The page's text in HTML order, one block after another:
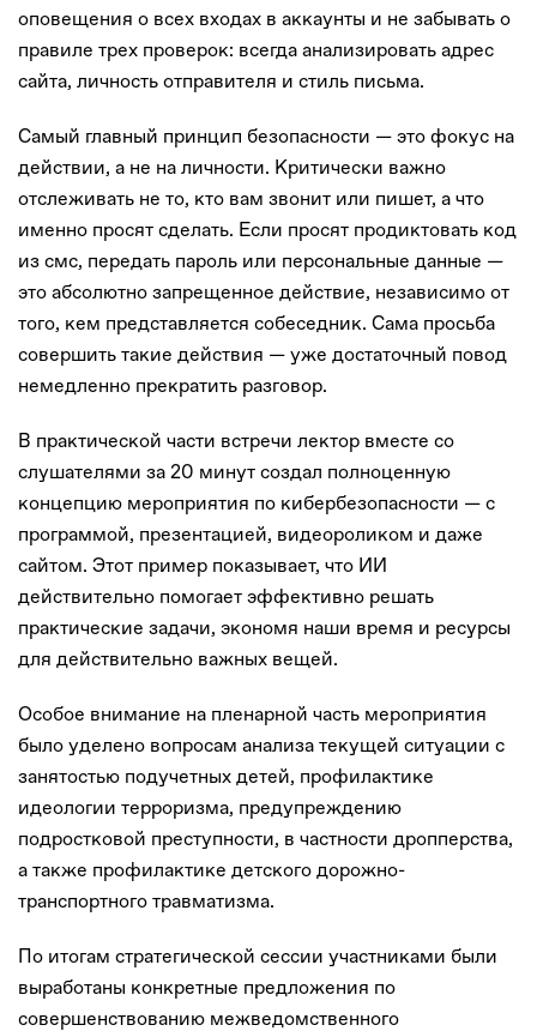
оповещения о всех входах в аккаунты и не забывать о
правиле трех проверок: всегда анализировать адрес
сайта, личность отправителя и стиль письма.
Самый главный принцип безопасности — это фокус на
действии, а не на личности. Критически важно
отслеживать не то, кто вам звонит или пишет, а что
именно просят сделать. Если просят продиктовать код
из смс, передать пароль или персональные данные —
это абсолютно запрещенное действие, независимо от
того, кем представляется собеседник. Сама просьба
совершить такие действия — уже достаточный повод
немедленно прекратить разговор.
В практической части встречи лектор вместе со
слушателями за 20 минут создал полноценную
концепцию мероприятия по кибербезопасности — с
программой, презентацией, видеороликом и даже
сайтом. Этот пример показывает, что ИИ
действительно помогает эффективно решать
практические задачи, экономя наши время и ресурсы
для действительно важных вещей.
Особое внимание на пленарной часть мероприятия
было уделено вопросам анализа текущей ситуации с
занятостью подучетных детей, профилактике
идеологии терроризма, предупреждению
подростковой преступности, в частности дропперства,
а также профилактике детского дорожно-
транспортного травматизма.
По итогам стратегической сессии участниками были
выработаны конкретные предложения по
совершенствованию межведомственного